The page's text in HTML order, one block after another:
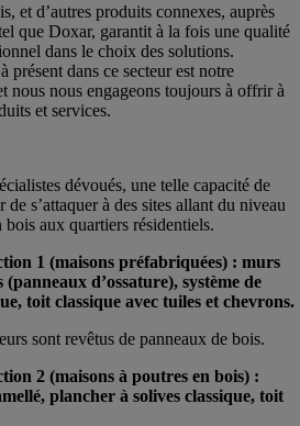
et d’autres produits connexes, auprès
que Doxar, garantit à la fois une qualité
dans le choix des solutions.
présent dans ce secteur est notre
nous nous engageons toujours à offrir à
et services.
dévoués, une telle capacité de
s’attaquer à des sites allant du niveau
aux quartiers résidentiels.
1 (maisons préfabriquées) : murs
d’ossature), système de
toit classique avec tuiles et chevrons.
sont revêtus de panneaux de bois.
2 (maisons à poutres en bois) :
plancher à solives classique, toit